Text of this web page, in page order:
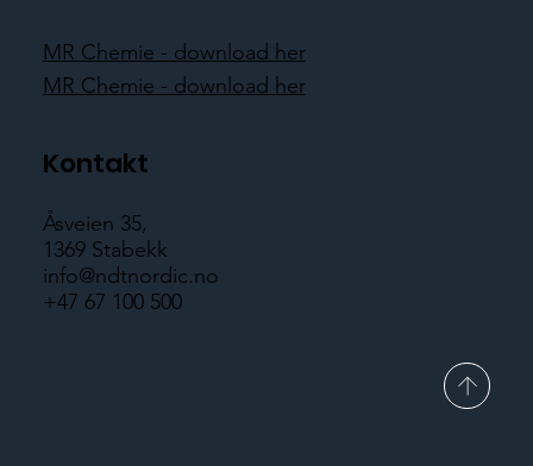
MR Chemie - download her
MR Chemie - download her
Kontakt
Åsveien 35,
1369 Stabekk
info@ndtnordic.no
+47 67 100 500